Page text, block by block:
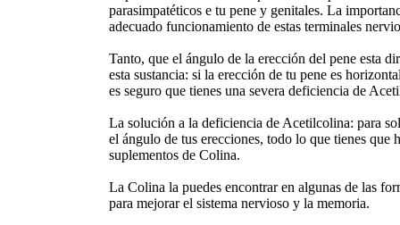
parasimpatéticos e tu pene y genitales. La
adecuado funcionamiento de estas terminales
Tanto, que el ángulo de la erección del pene esta
esta sustancia: si la erección de tu pene es
es seguro que tienes una severa deficiencia de
La solución a la deficiencia de Acetilcolina: para
el ángulo de tus erecciones, todo lo que tienes que
suplementos de Colina.
La Colina la puedes encontrar en algunas de las
para mejorar el sistema nervioso y la memoria.